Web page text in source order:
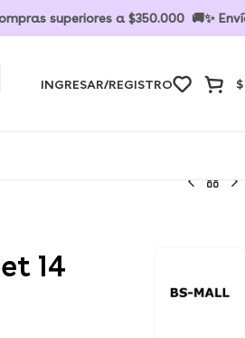
a $350.000 🚚✨ Envío
INGRESAR/REGISTRO $
14